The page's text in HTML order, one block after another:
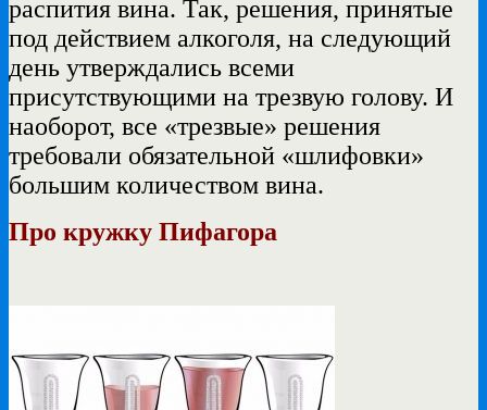
распития вина. Так, решения, принятые
под действием алкоголя, на следующий
день утверждались всеми
присутствующими на трезвую голову. И
наоборот, все «трезвые» решения
требовали обязательной «шлифовки»
большим количеством вина.
Про кружку Пифагора